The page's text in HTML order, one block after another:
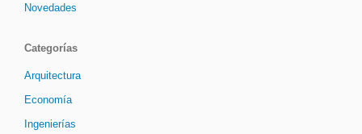
Novedades
Categorías
Arquitectura
Economía
Ingenierías